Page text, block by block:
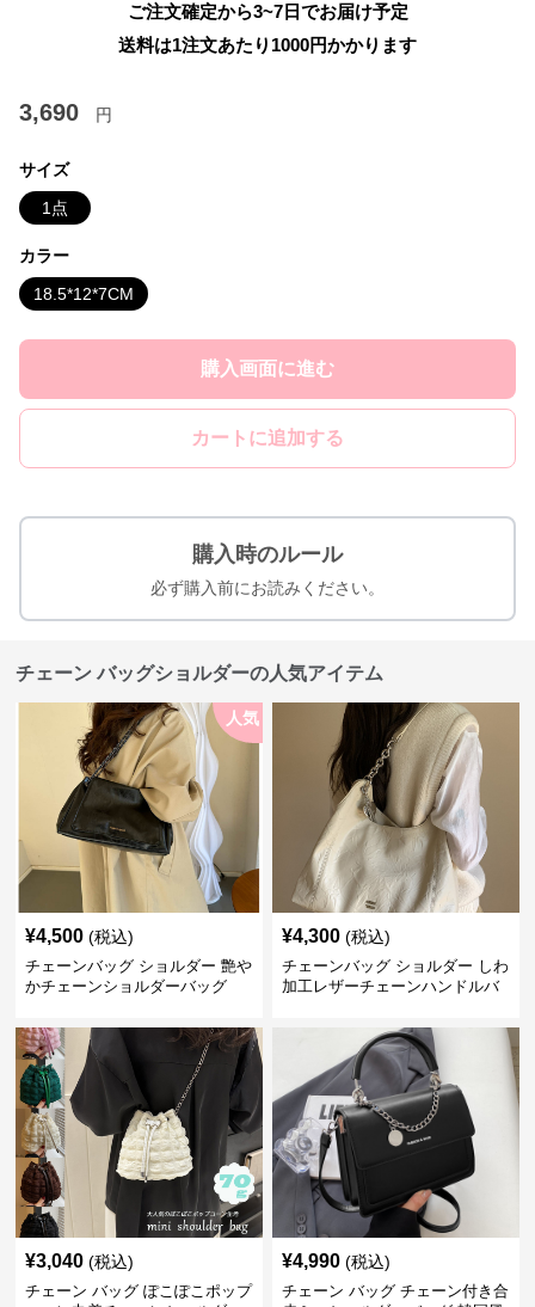
ご注文確定から3~7日でお届け予定
送料は1注文あたり 1000円かかります
3,690 円
サイズ
1点
カラー
18.5*12*7CM
購入画面に進む
カートに追加する
購入時のルール
必ず購入前にお読みください。
チェーン バッグショルダーの人気アイテム
人気
¥4,500 (税込)
チェーンバッグ ショルダー 艶や
かチェーンショルダーバッグ
¥4,300 (税込)
チェーンバッグ ショルダー しわ
加工レザーチェーンハンドルバ
¥3,040 (税込)
チェーン バッグ ぽこぽこポップ
¥4,990 (税込)
チェーン バッグ チェーン付き合